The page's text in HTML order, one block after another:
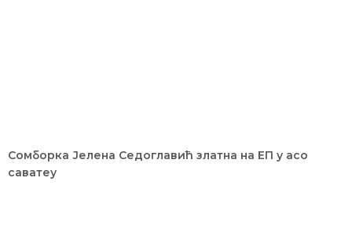
Сомборка Јелена Седоглавић златна на ЕП у асо
саватеу